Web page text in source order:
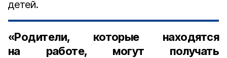
детей.
«Родители, которые находятся
на работе, могут получать